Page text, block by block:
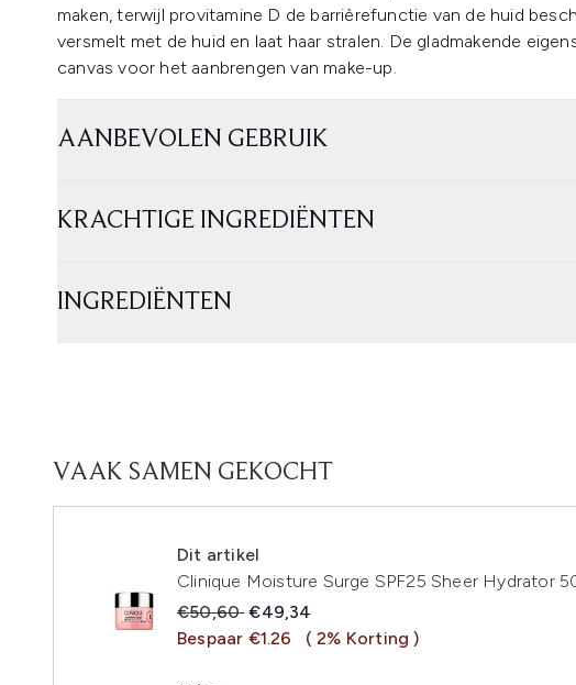
maken, terwijl provitamine D de barrièrefunctie van de huid
versmelt met de huid en laat haar stralen. De gladmakende
canvas voor het aanbrengen van make-up.
AANBEVOLEN GEBRUIK
KRACHTIGE INGREDIËNTEN
INGREDIËNTEN
VAAK SAMEN GEKOCHT
Dit artikel
Clinique Moisture Surge SPF25 Sheer Hydrator
Recommended Retail Price:
€50,60Huidige prijs:
€49,34
Bespaar €1.26
( 2% Korting )